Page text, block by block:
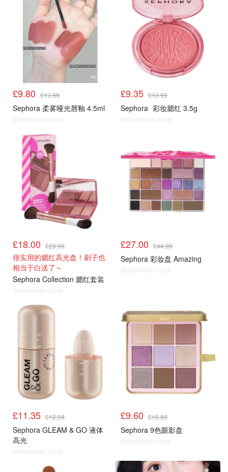
£9.80 £13.99
Sephora 柔雾哑光唇釉 4.5ml
@dealmoon.co.uk
£9.35 £13.99
Sephora 彩妆腮红 3.5g
@dealmoon.co.uk
£18.00 £29.99
很实用的腮红高光盘！刷子也
相当于白送了～
Sephora Collection 腮红套装
@dealmoon.co.uk
£27.00 £44.99
Sephora 彩妆盘 Amazing
@dealmoon.co.uk
£11.35 £12.59
Sephora GLEAM & GO 液体
高光
@dealmoon.co.uk
£9.60 £15.99
Sephora 9色眼影盘
@dealmoon.co.uk